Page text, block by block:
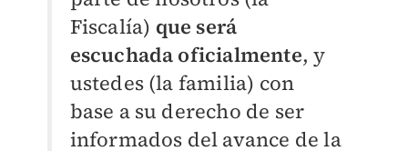
Fiscalía) que será
escuchada oficialmente, y
ustedes (la familia) con
base a su derecho de ser
informados del avance de la